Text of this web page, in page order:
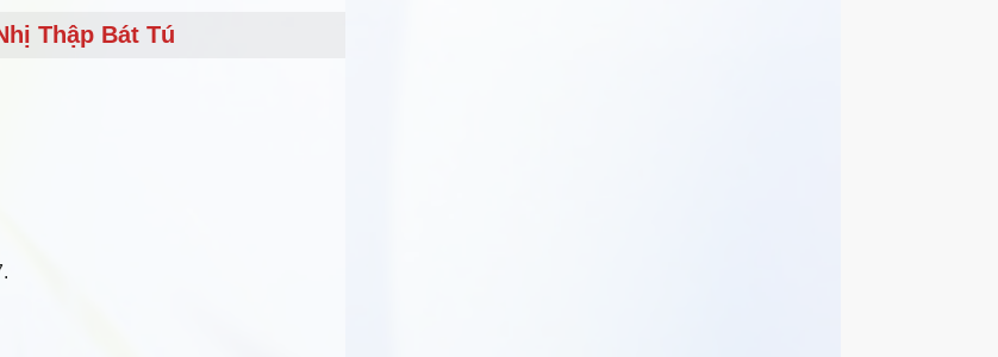
Thập Bát Tú